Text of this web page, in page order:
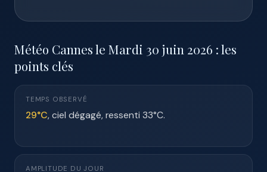
Météo Cannes le Mardi 30 juin 2026 : les
points clés
TEMPS OBSERVÉ
29°C, ciel dégagé, ressenti 33°C.
AMPLITUDE DU JOUR